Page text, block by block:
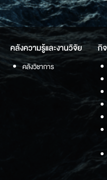
คลังความรู้และงานวิจัย
คลังวิชาการ
กิ